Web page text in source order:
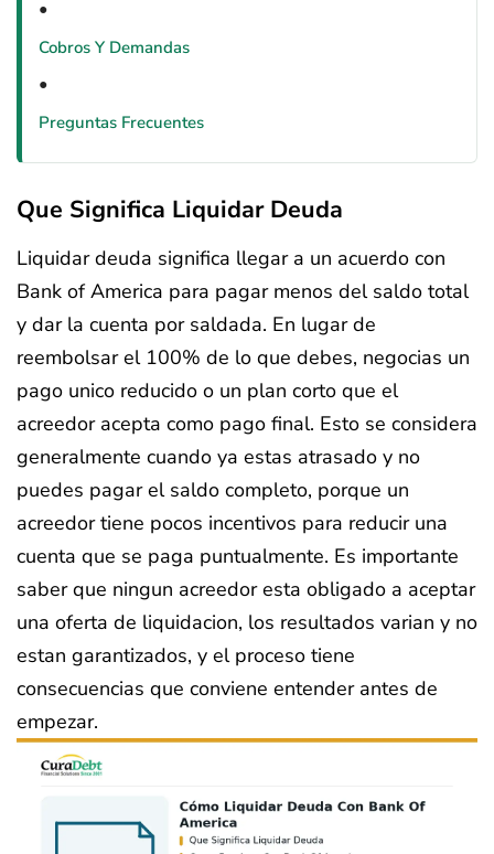
Cobros Y Demandas
Preguntas Frecuentes
Que Significa Liquidar Deuda
Liquidar deuda significa llegar a un acuerdo con
Bank of America para pagar menos del saldo total
y dar la cuenta por saldada. En lugar de
reembolsar el 100% de lo que debes, negocias un
pago unico reducido o un plan corto que el
acreedor acepta como pago final. Esto se considera
generalmente cuando ya estas atrasado y no
puedes pagar el saldo completo, porque un
acreedor tiene pocos incentivos para reducir una
cuenta que se paga puntualmente. Es importante
saber que ningun acreedor esta obligado a aceptar
una oferta de liquidacion, los resultados varian y no
estan garantizados, y el proceso tiene
consecuencias que conviene entender antes de
empezar.